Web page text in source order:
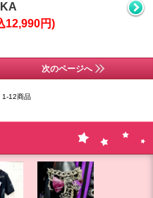
12,990円)
次のページへ
1-12商品